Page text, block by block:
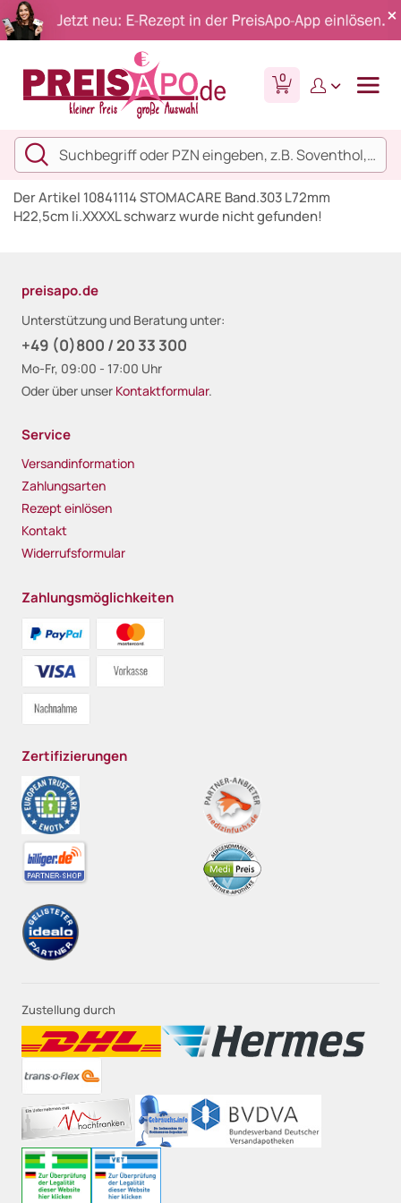
0
Der Artikel 10841114 STOMACARE Band.303 L72mm
H22,5cm li.XXXXL schwarz wurde nicht gefunden!
preisapo.de
Unterstützung und Beratung unter:
+49 (0)800 / 20 33 300
Mo-Fr, 09:00 - 17:00 Uhr
Oder über unser Kontaktformular.
Service
Versandinformation
Zahlungsarten
Rezept einlösen
Kontakt
Widerrufsformular
Zahlungsmöglichkeiten
Zertifizierungen
Zustellung durch